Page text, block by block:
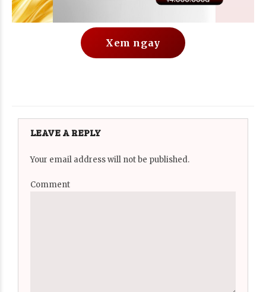
Xem ngay
LEAVE A REPLY
Your email address will not be published.
Comment